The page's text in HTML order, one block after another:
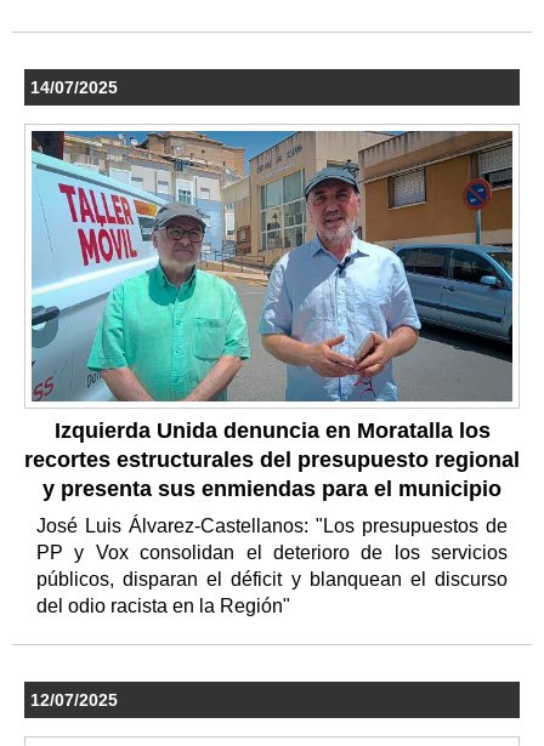
14/07/2025
Izquierda Unida denuncia en Moratalla los
recortes estructurales del presupuesto regional
y presenta sus enmiendas para el municipio
José Luis Álvarez-Castellanos: "Los presupuestos de
PP y Vox consolidan el deterioro de los servicios
públicos, disparan el déficit y blanquean el discurso
del odio racista en la Región"
12/07/2025